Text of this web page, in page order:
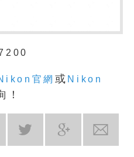
官網 或 Nikon
！